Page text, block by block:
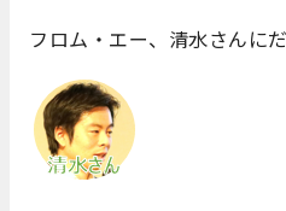
フロム・エー、清水さんに